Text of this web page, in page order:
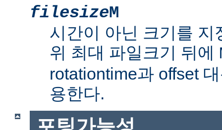
filesizeM
시간이 아닌 크기를
위 최대 파일크기 뒤에
rotationtime과 offset
용한다.